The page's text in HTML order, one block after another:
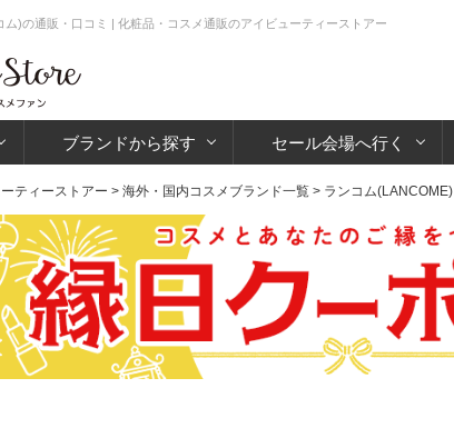
)の通販・口コミ | 化粧品・コスメ通販のアイビューティーストアー
ブランドから探す セール会場へ行く
ティーストアー > 海外・国内コスメブランド一覧 > ランコム(LANCOME)